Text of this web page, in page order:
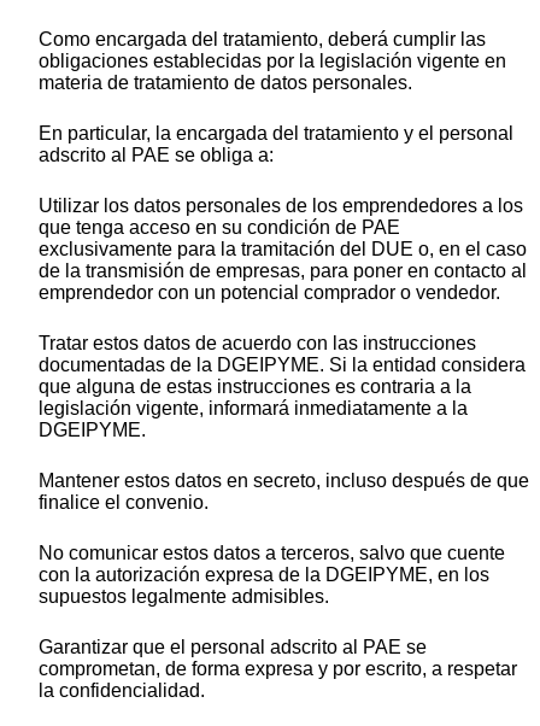
Como encargada del tratamiento, deberá cumplir las
obligaciones establecidas por la legislación vigente en
materia de tratamiento de datos personales.
En particular, la encargada del tratamiento y el personal
adscrito al PAE se obliga a:
Utilizar los datos personales de los emprendedores a los
que tenga acceso en su condición de PAE
exclusivamente para la tramitación del DUE o, en el caso
de la transmisión de empresas, para poner en contacto al
emprendedor con un potencial comprador o vendedor.
Tratar estos datos de acuerdo con las instrucciones
documentadas de la DGEIPYME. Si la entidad considera
que alguna de estas instrucciones es contraria a la
legislación vigente, informará inmediatamente a la
DGEIPYME.
Mantener estos datos en secreto, incluso después de que
finalice el convenio.
No comunicar estos datos a terceros, salvo que cuente
con la autorización expresa de la DGEIPYME, en los
supuestos legalmente admisibles.
Garantizar que el personal adscrito al PAE se
comprometan, de forma expresa y por escrito, a respetar
la confidencialidad.